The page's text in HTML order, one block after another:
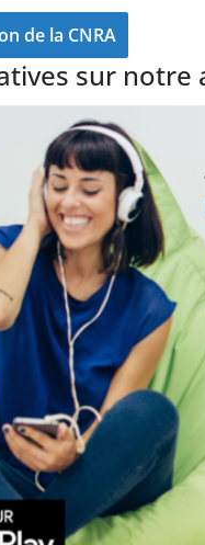
de la CNRA
sur notre